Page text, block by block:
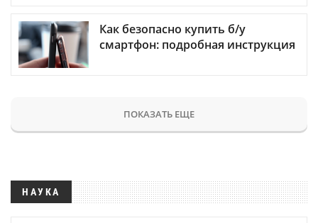
Как безопасно купить б/у
смартфон: подробная инструкция
ПОКАЗАТЬ ЕЩЕ
НАУКА